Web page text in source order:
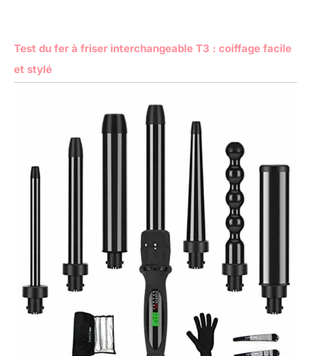
Test du fer à friser interchangeable T3 : coiffage facile
et stylé